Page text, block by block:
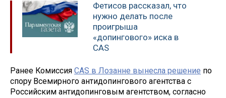
Фетисов рассказал, что
нужно делать после
проигрыша
«допингового» иска в
CAS
Ранее Комиссия CAS в Лозанне вынесла решение по
спору Всемирного антидопингового агентства с
Российским антидопинговым агентством, согласно